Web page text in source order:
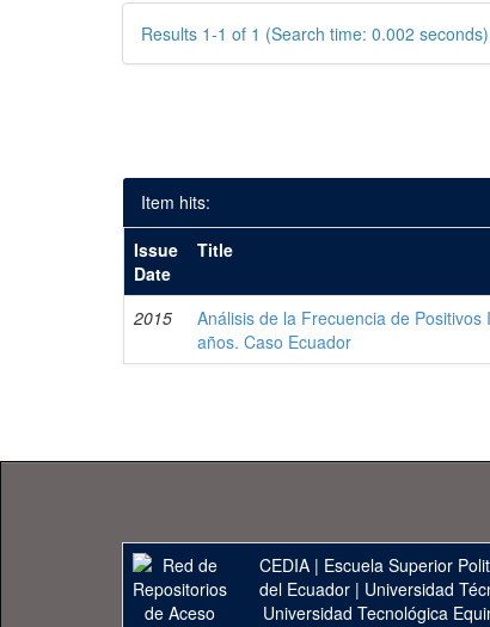
Results 1-1 of 1 (Search time: 0.002
Item hits:
Issue
Date
Title
2015
Análisis de la Frecuencia de Positivos
años. Caso Ecuador
CEDIA | Escuela Superior
del Ecuador| Universidad
Universidad Tecnológica